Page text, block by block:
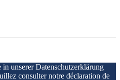
unserer Datenschutzerklärung
consulter notre déclaration de